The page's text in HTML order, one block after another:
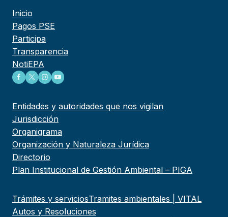
Inicio
Pagos PSE
Participa
Transparencia
NotiEPA
Entidades y autoridades que nos vigilan
Jurisdicción
Organigrama
Organización y Naturaleza Jurídica
Directorio
Plan Institucional de Gestión Ambiental – PIGA
Trámites y serviciosTramites ambientales | VITAL
Autos y Resoluciones